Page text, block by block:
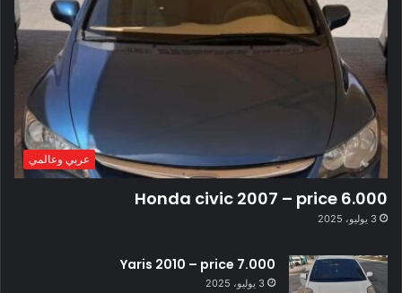
عربي وعالمي
Honda civic 2007 – price 6.000
3 يوليو، 2025
Yaris 2010 – price 7.000
3 يوليو، 2025